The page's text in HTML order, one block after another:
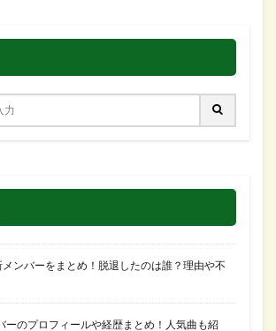
メンバーをまとめ！脱退したのは誰？理由や不
ーのプロフィールや経歴まとめ！人気曲も紹